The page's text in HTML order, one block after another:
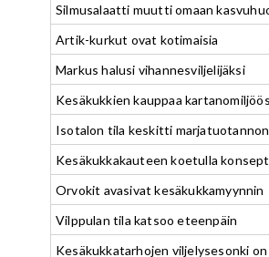
Silmusalaatti muutti omaan
Artik-kurkut ovat kotimaisia
Markus halusi vihannesviljelijäksi
Kesäkukkien kauppaa
Isotalon tila keskitti
Kesäkukkakauteen koetulla
Orvokit avasivat kesäkukkamyynnin
Vilppulan tila katsoo eteenpäin
Kesäkukkatarhojen viljelysesonki